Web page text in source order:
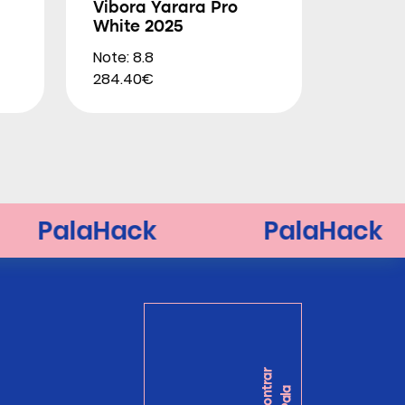
Vibora Yarara Pro
White 2025
Note: 8.8
284.40€